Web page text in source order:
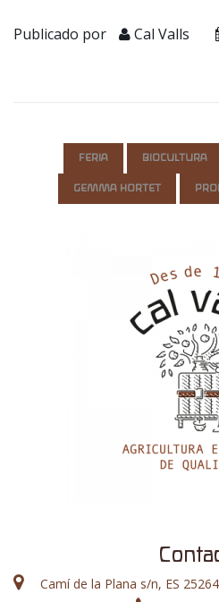
Publicado por Cal Valls
FERIA BIOCULTURA
GEMMA HORTET
Camí de la Plana s/n, ES